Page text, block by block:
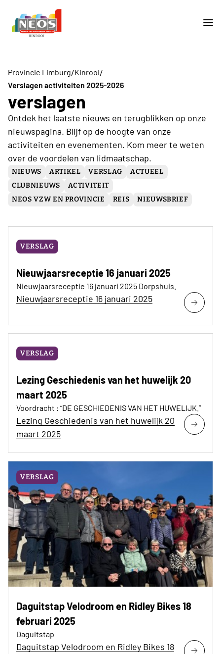
Provincie Limburg/Kinrooi/
Verslagen activiteiten 2025-2026
verslagen
Ontdek het laatste nieuws en terugblikken op onze
nieuwspagina. Blijf op de hoogte van onze
activiteiten en evenementen. Kom meer te weten
over de voordelen van lidmaatschap.
NIEUWS ARTIKEL VERSLAG
ACTUEEL
CLUBNIEUWS
ACTIVITEIT
NEOS VZW EN PROVINCIE
REIS NIEUWSBRIEF
VERSLAG
Nieuwjaarsreceptie 16 januari 2025
Nieuwjaarsreceptie 16 januari 2025 Dorpshuis.
Nieuwjaarsreceptie 16 januari 2025
VERSLAG
Lezing Geschiedenis van het huwelijk 20
maart 2025
Voordracht : “DE GESCHIEDENIS VAN HET HUWELIJK.”
Lezing Geschiedenis van het huwelijk 20
maart 2025
VERSLAG
Daguitstap Velodroom en Ridley Bikes 18
februari 2025
Daguitstap
Daguitstap Velodroom en Ridley Bikes 18